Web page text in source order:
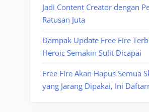
Jadi Content Creator dengan
Ratusan Juta
Dampak Update Free Fire
Heroic Semakin Sulit Dicapai
Free Fire Akan Hapus Semua
yang Jarang Dipakai, Ini